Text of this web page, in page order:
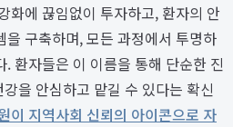
화에 끊임없이 투자하고, 환자의 안
구축하며, 모든 과정에서 투명하
환자들은 이 이름을 통해 단순한 진
을 안심하고 맡길 수 있다는 확신
이 지역사회 신뢰의 아이콘으로 자